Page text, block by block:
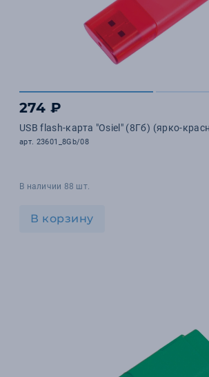
274 ₽
USB flash-карта "Osiel" (8Гб) (ярко-
арт. 23601_8Gb/08
В наличии 88 шт.
В корзину